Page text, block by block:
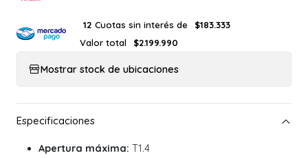
12 Cuotas sin interés de
$183.333
Valor total
$2.199.990
Mostrar stock de ubicaciones
Apertura máxima: T1.4